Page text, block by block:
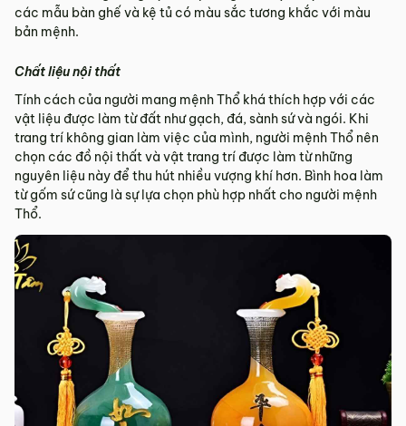
các mẫu bàn ghế và kệ tủ có màu sắc tương khắc với màu
bản mệnh.
Chất liệu nội thất
Tính cách của người mang mệnh Thổ khá thích hợp với các
vật liệu được làm từ đất như gạch, đá, sành sứ và ngói. Khi
trang trí không gian làm việc của mình, người mệnh Thổ nên
chọn các đồ nội thất và vật trang trí được làm từ những
nguyên liệu này để thu hút nhiều vượng khí hơn. Bình hoa làm
từ gốm sứ cũng là sự lựa chọn phù hợp nhất cho người mệnh
Thổ.